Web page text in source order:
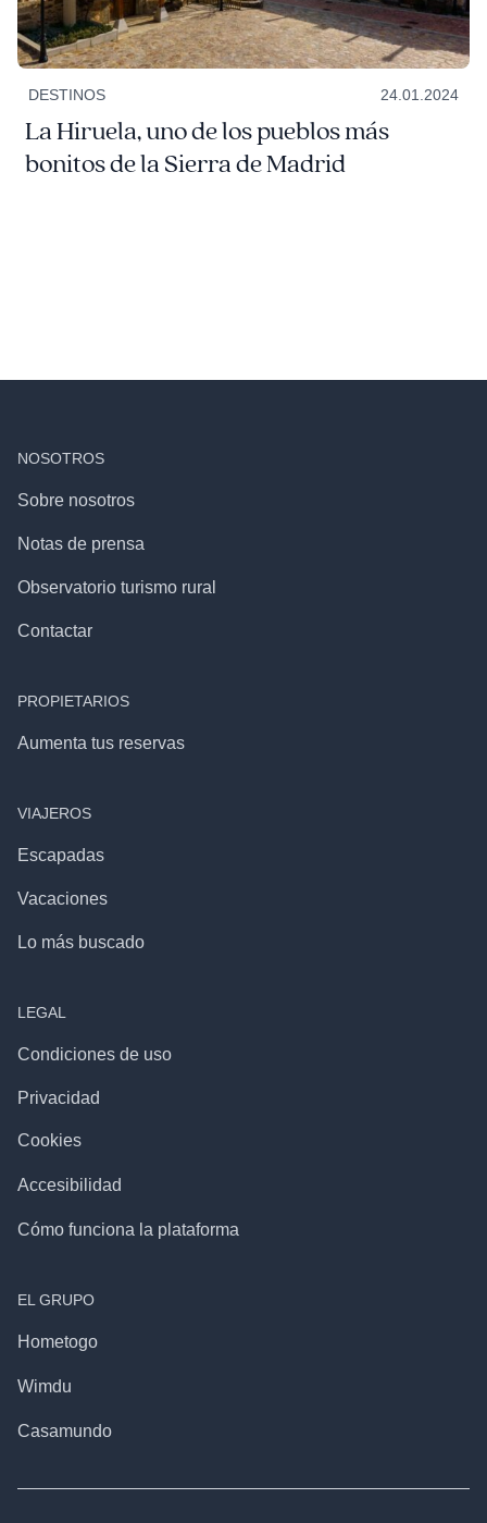
DESTINOS 24.01.2024
La Hiruela, uno de los pueblos más
bonitos de la Sierra de Madrid
NOSOTROS
Sobre nosotros
Notas de prensa
Observatorio turismo rural
Contactar
PROPIETARIOS
Aumenta tus reservas
VIAJEROS
Escapadas
Vacaciones
Lo más buscado
LEGAL
Condiciones de uso
Privacidad
Cookies
Accesibilidad
Cómo funciona la plataforma
EL GRUPO
Hometogo
Wimdu
Casamundo